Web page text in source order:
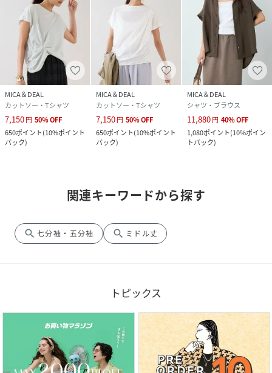
MICA＆DEAL
カットソー・Tシャツ
7,150円 50%OFF
650ポイント(10%ポイント
バック)
MICA＆DEAL
カットソー・Tシャツ
7,150円 50%OFF
650ポイント(10%ポイント
バック)
MICA＆DEAL
シャツ・ブラウス
11,880円 40%OFF
1,080ポイント(10%ポイン
トバック)
関連キーワードから探す
search 七分袖・五分袖 search ミドル丈
トピックス